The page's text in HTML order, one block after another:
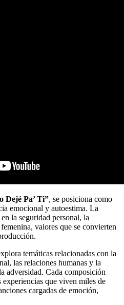
Dejé Pa’ Ti”, se posiciona como
emocional y autoestima. La
la seguridad personal, la
valores que se convierten
temáticas relacionadas con la
las relaciones humanas y la
adversidad. Cada composición
que viven miles de
cargadas de emoción,